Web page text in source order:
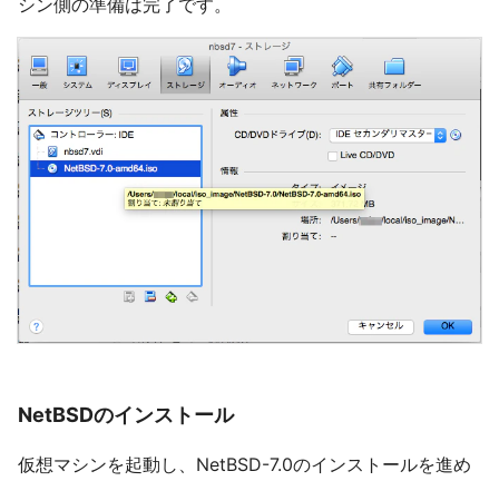
NetBSDのインストール
仮想マシンを起動し、NetBSD-7.0のインストールを進め